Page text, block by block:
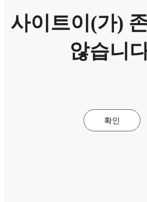
사이트이(가)
않습니